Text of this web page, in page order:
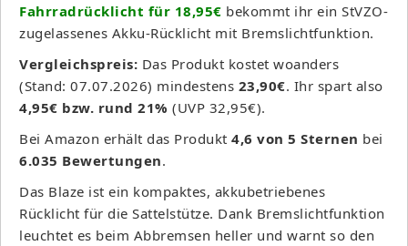
Fahrradrücklicht für 18,95€ bekommt ihr ein StVZO-
zugelassenes Akku-Rücklicht mit Bremslichtfunktion.
Vergleichspreis: Das Produkt kostet woanders
(Stand: 07.07.2026) mindestens 23,90€. Ihr spart also
4,95€ bzw. rund 21% (UVP 32,95€).
Bei Amazon erhält das Produkt 4,6 von 5 Sternen bei
6.035 Bewertungen.
Das Blaze ist ein kompaktes, akkubetriebenes
Rücklicht für die Sattelstütze. Dank Bremslichtfunktion
leuchtet es beim Abbremsen heller und warnt so den